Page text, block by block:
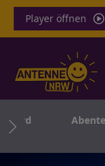
Player öffnen